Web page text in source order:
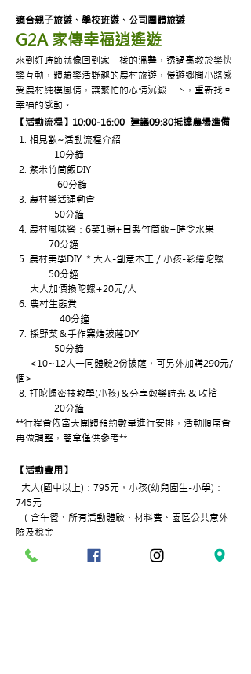
適合親子旅遊、學校班遊、公司團體旅遊
G2A 家傳幸福逍遙遊
來到好時節就像回到家一樣的溫馨，透過寓教於樂快
樂互動，體驗樂活野趣的農村旅遊，慢遊鄉間小路感
受農村純樸風情，讓繁忙的心情沉澱一下，重新找回
幸福的感動。
​【活動流程】10:00-16:00 建議09:30抵達農場準備
1. 相見歡~活動流程介紹
10分鐘
2. 紫米竹筒飯DIY
60分鐘
3. 農村樂活運動會
50分鐘
4. 農村風味餐：6菜1湯+自製竹筒飯+時令水果
70分鐘
5. 農村美學DIY ＊大人-創意木工／小孩-彩繪陀螺
50分鐘
大人加價換陀螺+20元/人
6. 農村生態賞
40分鐘
7. 採野菜＆手作窯烤披薩DIY
50分鐘
<10~12人一同體驗2份披薩，可另外加購290元/
個>
8. 打陀螺密技教學(小孩)＆分享歡樂時光 & 收拾
20分鐘
**行程會依當天團體預約數量進行安排，活動順序會
再做調整，簡章僅供參考**
【活動費用】
大人(國中以上)：795元，小孩(幼兒園生-小學)：
745元
（含午餐、所有活動體驗、材料費、園區公共意外
險及稅金
未就學幼童(滿1歲-未滿3歲)酌收120元（不提供DIY
材料）